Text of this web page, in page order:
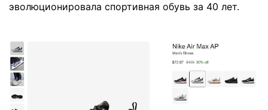
эволюционировала спортивная обувь за 40 лет.